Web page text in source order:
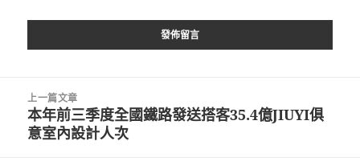
上一篇文章
上
一
本年前三季度全國鐵路發送搭客35.4億JIUYI俱
意室內設計人次